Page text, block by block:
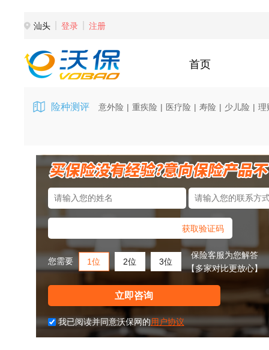
汕头 登录 注册
首页
险种测评 意外险 | 重疾险 | 医疗险 | 寿险 | 少儿险 | 理
获取验证码
您需要 1位 2位 3位
保险客服为您解答
【多家对比更放心】
立即咨询
我已阅读并同意沃保网的用户协议